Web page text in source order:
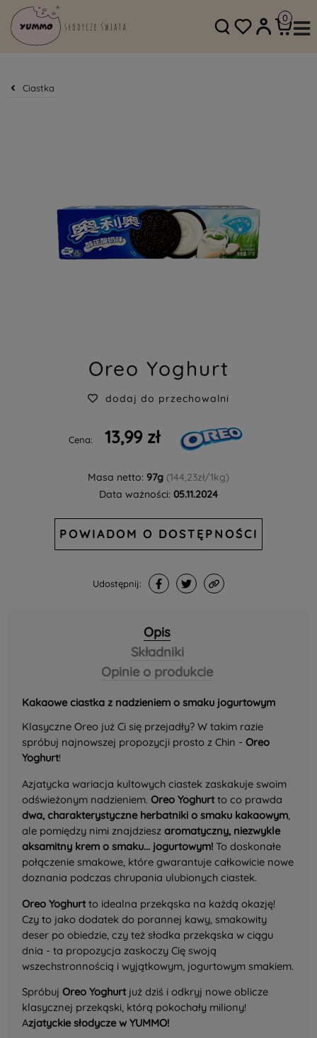
SKLEP@YUMMO.PL
Ciastka
Oreo Yoghurt
dodaj do przechowalni
Cena: 13,99 zł
Masa netto: 97g (144,23zł/1kg)
Data ważności: 05.11.2024
POWIADOM O DOSTĘPNOŚCI
Udostępnij:
Opis
Składniki
Opinie o produkcie
Kakaowe ciastka z nadzieniem o smaku jogurtowym
Klasyczne Oreo już Ci się przejadły? W takim razie
spróbuj najnowszej propozycji prosto z Chin -Oreo
Yoghurt!
Azjatycka wariacja kultowych ciastek zaskakuje swoim
odświeżonym nadzieniem.Oreo Yoghurtto co prawda
dwa, charakterystyczne herbatniki o smaku kakaowym,
ale pomiędzy nimi znajdzieszaromatyczny, niezwykle
aksamitny krem o smaku... jogurtowym!To doskonałe
połączenie smakowe, które gwarantuje całkowicie nowe
doznania podczas chrupania ulubionych ciastek.
Oreo Yoghurtto idealna przekąska na każdą okazję!
Czy to jako dodatek do porannej kawy, smakowity
deser po obiedzie, czy też słodka przekąska w ciągu
dnia - ta propozycja zaskoczy Cię swoją
wszechstronnością i wyjątkowym, jogurtowym smakiem.
SpróbujOreo Yoghurtjuż dziś i odkryj nowe oblicze
klasycznej przekąski, którą pokochały miliony!
Azjatyckie słodycze w YUMMO!